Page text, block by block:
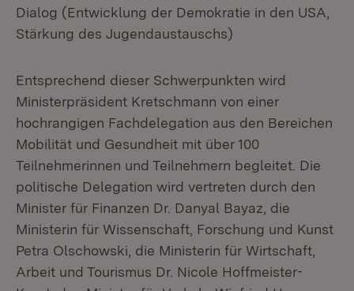
Dialog (Entwicklung der Demokratie in den USA,
Stärkung des Jugendaustauschs)
Entsprechend dieser Schwerpunkten wird
Ministerpräsident Kretschmann von einer
hochrangigen Fachdelegation aus den Bereichen
Mobilität und Gesundheit mit über 100
Teilnehmerinnen und Teilnehmern begleitet. Die
politische Delegation wird vertreten durch den
Minister für Finanzen Dr. Danyal Bayaz, die
Ministerin für Wissenschaft, Forschung und Kunst
Petra Olschowski, die Ministerin für Wirtschaft,
Arbeit und Tourismus Dr. Nicole Hoffmeister-